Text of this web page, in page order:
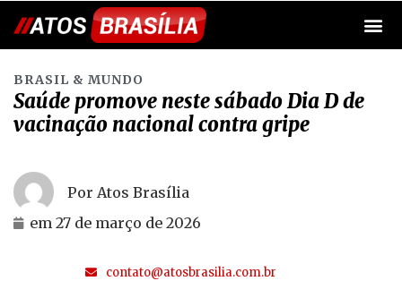
BRASIL & MUNDO
Saúde promove neste sábado Dia D de
vacinação nacional contra gripe
Por Atos Brasília
em 27 de março de 2026
contato@atosbrasilia.com.br